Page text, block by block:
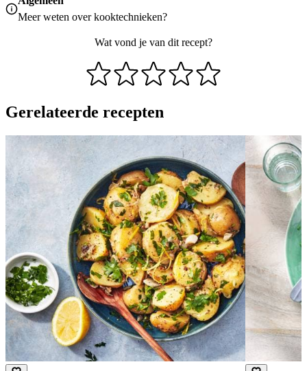
Meer weten overkooktechnieken?
Wat vond je van dit recept?
Gerelateerde recepten